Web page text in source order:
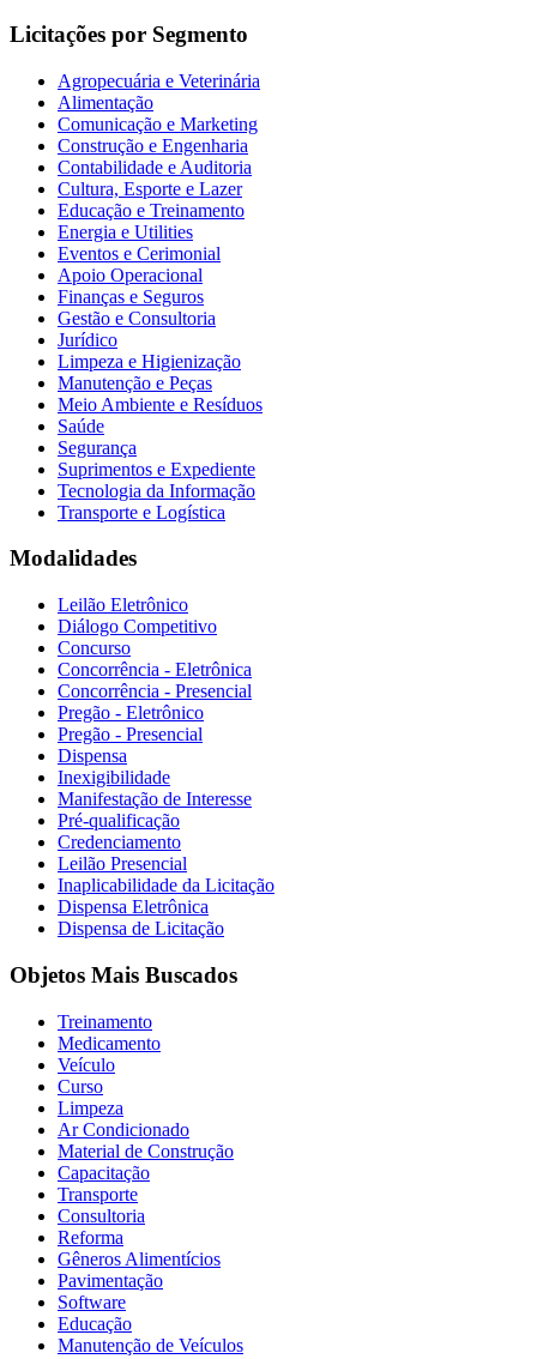
Licitações por Segmento
Agropecuária e Veterinária
Alimentação
Comunicação e Marketing
Construção e Engenharia
Contabilidade e Auditoria
Cultura, Esporte e Lazer
Educação e Treinamento
Energia e Utilities
Eventos e Cerimonial
Apoio Operacional
Finanças e Seguros
Gestão e Consultoria
Jurídico
Limpeza e Higienização
Manutenção e Peças
Meio Ambiente e Resíduos
Saúde
Segurança
Suprimentos e Expediente
Tecnologia da Informação
Transporte e Logística
Modalidades
Leilão Eletrônico
Diálogo Competitivo
Concurso
Concorrência - Eletrônica
Concorrência - Presencial
Pregão - Eletrônico
Pregão - Presencial
Dispensa
Inexigibilidade
Manifestação de Interesse
Pré-qualificação
Credenciamento
Leilão Presencial
Inaplicabilidade da Licitação
Dispensa Eletrônica
Dispensa de Licitação
Objetos Mais Buscados
Treinamento
Medicamento
Veículo
Curso
Limpeza
Ar Condicionado
Material de Construção
Capacitação
Transporte
Consultoria
Reforma
Gêneros Alimentícios
Pavimentação
Software
Educação
Manutenção de Veículos